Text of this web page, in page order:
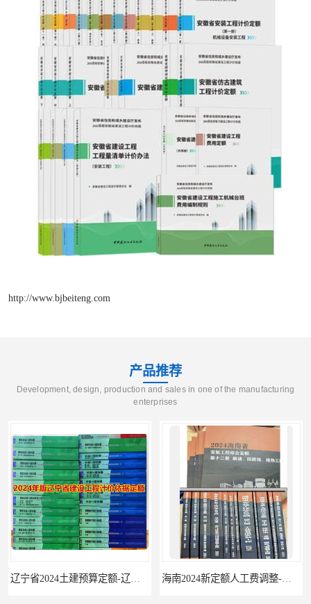
http://www.bjbeiteng.com
产品推荐
Development, design, production and sales in one of the manufacturing
enterprises